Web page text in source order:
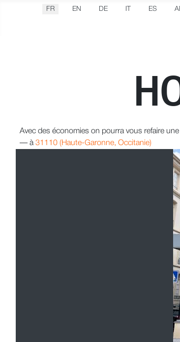
Sélectionnez votre langue
FR EN DE ES
Avec des économies on pourra vous refaire
— à 31110 (Haute-Garonne, Occitanie)